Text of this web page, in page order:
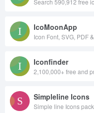
IcoMoonApp
Iconfinder
Simpleline Icons
Simple line Icons pack